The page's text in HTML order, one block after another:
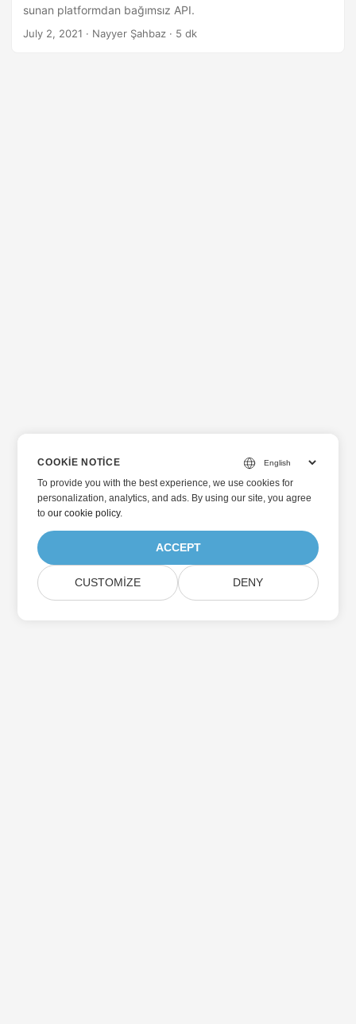
sunan platformdan bağımsız API.
July 2, 2021 · Nayyer Şahbaz · 5 dk
COOKIE NOTICE
To provide you with the best experience, we use cookies for
personalization, analytics, and ads. By using our site, you agree
toour cookie policy.
ACCEPT
CUSTOMIZE DENY